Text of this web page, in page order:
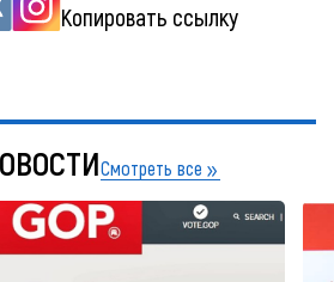
Копировать ссылку
Смотреть все